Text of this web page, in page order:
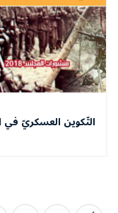
التّكوين العسكريّ في